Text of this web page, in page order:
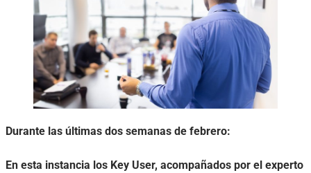
Durante las últimas dos semanas de febrero:
En esta instancia los Key User, acompañados por el experto